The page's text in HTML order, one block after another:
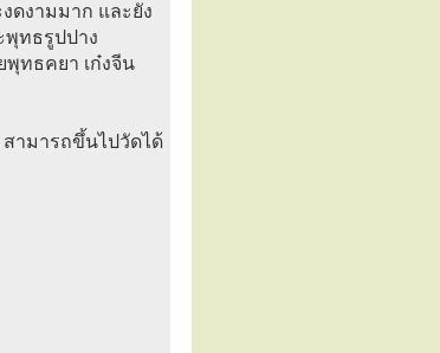
งามมาก และยัง
พุทธรูปปาง
ทธคยา เก๋งจีน
สามารถขึ้นไปวัดได้